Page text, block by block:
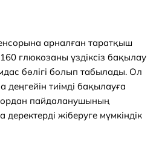
арналған таратқыш
глюкозаны үздіксіз бақылау
бөлігі болып табылады. Ол
тиімді бақылауға
пайдаланушының
жіберуге мүмкіндік
негізгі сипаттамалары: